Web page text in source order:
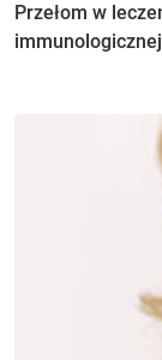
Przełom w
immunologicznej